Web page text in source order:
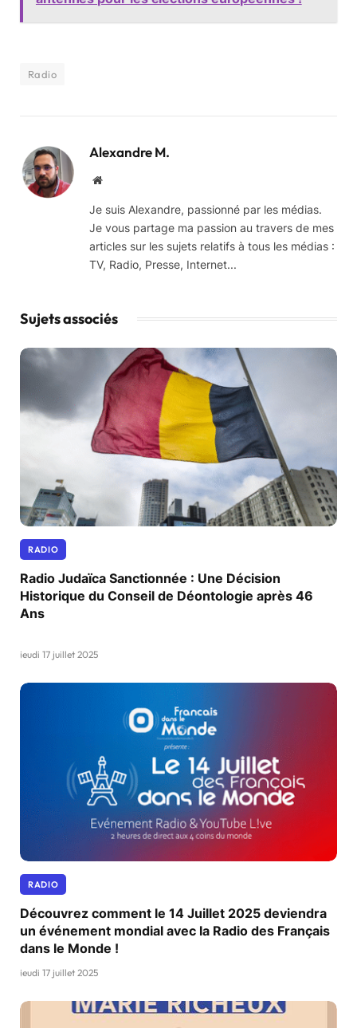
Radio
Alexandre M.
Website
Je suis Alexandre, passionné par les médias.
Je vous partage ma passion au travers de mes
articles sur les sujets relatifs à tous les médias :
TV, Radio, Presse, Internet...
Sujets associés
RADIO
Radio Judaïca Sanctionnée : Une Décision
Historique du Conseil de Déontologie après 46
Ans
jeudi 17 juillet 2025
RADIO
Découvrez comment le 14 Juillet 2025 deviendra
un événement mondial avec la Radio des Français
dans le Monde !
jeudi 17 juillet 2025